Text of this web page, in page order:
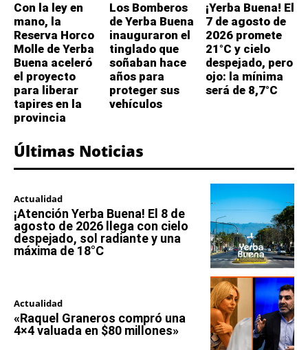
Con la ley en
mano, la
Reserva Horco
Molle de Yerba
Buena aceleró
el proyecto
para liberar
tapires en la
provincia
Los Bomberos
de Yerba Buena
inauguraron el
tinglado que
soñaban hace
años para
proteger sus
vehículos
¡Yerba Buena! El
7 de agosto de
2026 promete
21°C y cielo
despejado, pero
ojo: la mínima
será de 8,7°C
Últimas Noticias
Actualidad
¡Atención Yerba Buena! El 8 de
agosto de 2026 llega con cielo
despejado, sol radiante y una
máxima de 18°C
Actualidad
«Raquel Graneros compró una
4×4 valuada en $80 millones»